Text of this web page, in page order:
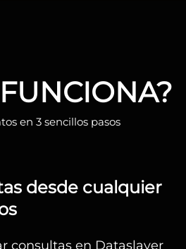
en 3 sencillos pasos
desde cualquier
consultas en Dataslayer